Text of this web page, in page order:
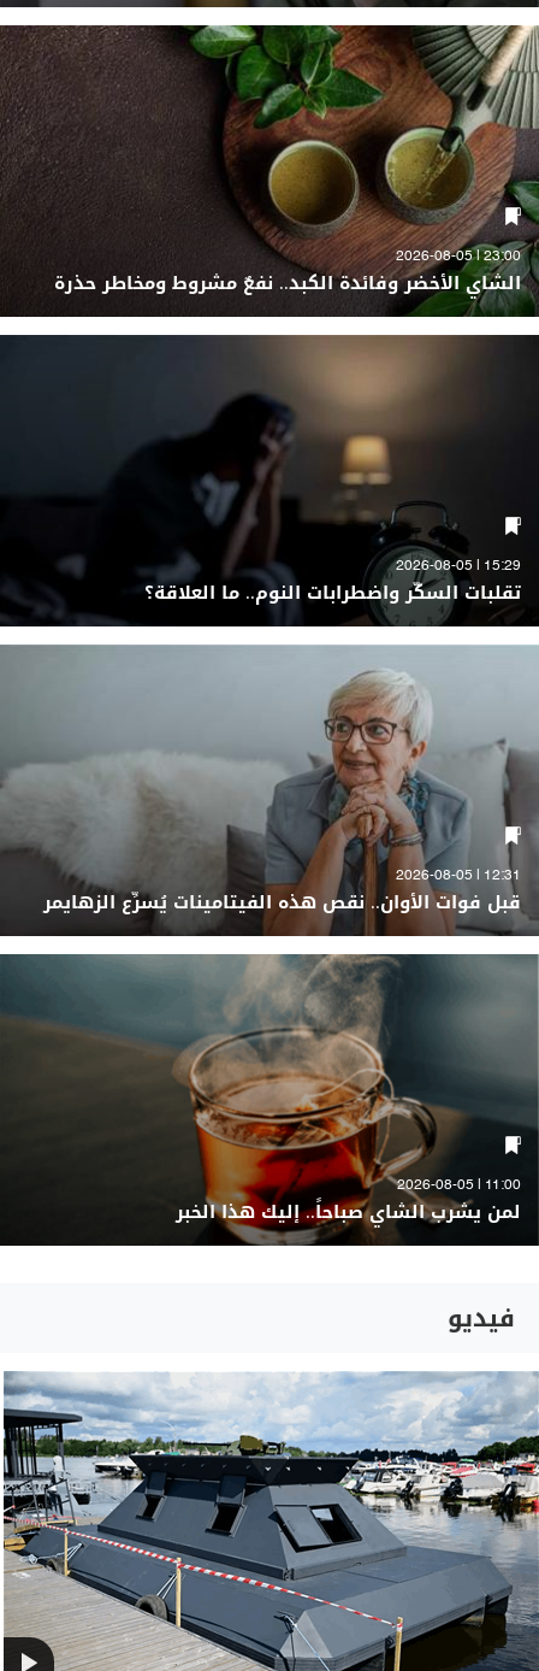
23:00 | 2026-08-05
الشاي الأخضر وفائدة الكبد.. نفعٌ مشروط ومخاطر حذرة
15:29 | 2026-08-05
تقلبات السكّر واضطرابات النوم.. ما العلاقة؟
12:31 | 2026-08-05
قبل فوات الأوان.. نقص هذه الفيتامينات يُسرِّع الزهايمر
11:00 | 2026-08-05
لمن يشرب الشاي صباحاً.. إليك هذا الخبر
فيديو